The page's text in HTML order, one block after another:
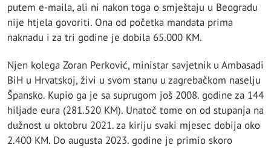
putem e-maila, ali ni nakon toga o smještaju u Beogradu
nije htjela govoriti. Ona od početka mandata prima
naknadu i za tri godine je dobila 65.000 KM.
Njen kolega Zoran Perković, ministar savjetnik u Ambasadi
BiH u Hrvatskoj, živi u svom stanu u zagrebačkom naselju
Špansko. Kupio ga je sa suprugom još 2008. godine za 144
hiljade eura (281.520 KM). Unatoč tome on od stupanja na
dužnost u oktobru 2021. za kiriju svaki mjesec dobija oko
2.400 KM. Do augusta 2023. godine je primio skoro